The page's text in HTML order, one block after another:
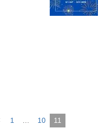
1 10 11